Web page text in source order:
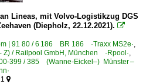
Lineas, mit Volvo-Logistikzug DGS
(Diepholz, 22.12.2021). 
| 91 80 / 6 186 BR 186 ·Traxx MS2e·,
Z) / Railpool GmbH, München ·Rpool·,
399 / 385 (Wanne-Eickel–) Münster –
